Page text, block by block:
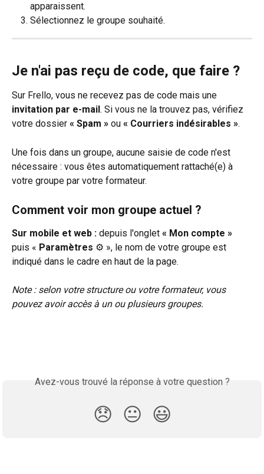
apparaissent.
Sélectionnez le groupe souhaité.
Je n'ai pas reçu de code, que faire ?
Sur Frello, vous ne recevez pas de code mais une
invitation par e-mail . Si vous ne la trouvez pas, vérifiez
votre dossier « Spam » ou « Courriers indésirables ».
Une fois dans un groupe, aucune saisie de code n'est
nécessaire : vous êtes automatiquement rattaché(e) à
votre groupe par votre formateur.
Comment voir mon groupe actuel ?
Sur mobile et web : depuis l'onglet « Mon compte »
puis « Paramètres ⚙️ », le nom de votre groupe est
indiqué dans le cadre en haut de la page.
Note : selon votre structure ou votre formateur, vous
pouvez avoir accès à un ou plusieurs groupes.
Avez-vous trouvé la réponse à votre question ?
😞 😐 😃